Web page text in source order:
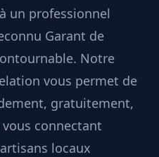
un professionnel
Garant de
Notre
vous permet de
gratuitement,
connectant
locaux